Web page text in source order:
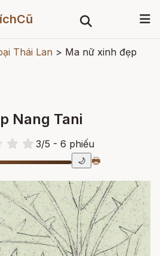
Thái Lan > Ma nữ xinh đẹp
Nang Tani
3/5 - 6 phiếu
🌙 🖶